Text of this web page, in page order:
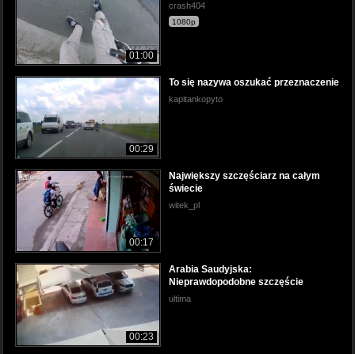
01:00
crash404
1080p
00:29
To się nazywa oszukać przeznaczenie
kapitankopyto
00:17
Największy szczęściarz na całym
świecie
witek_pl
00:23
Arabia Saudyjska:
Nieprawdopodobne szczęście
ultima